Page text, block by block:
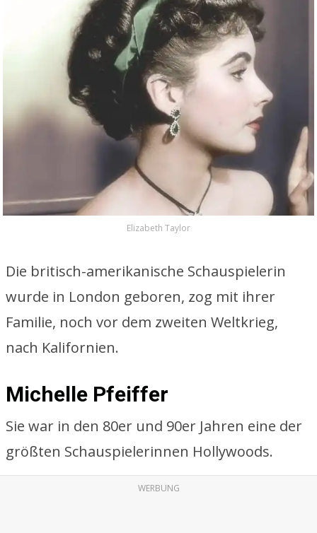
Elizabeth Taylor
Die britisch-amerikanische Schauspielerin
wurde in London geboren, zog mit ihrer
Familie, noch vor dem zweiten Weltkrieg,
nach Kalifornien.
Michelle Pfeiffer
Sie war in den 80er und 90er Jahren eine der
größten Schauspielerinnen Hollywoods.
WERBUNG